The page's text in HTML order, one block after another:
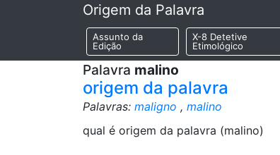
Origem da Palavra
Assunto da
Edição
X-8 Detetive
Etimológico
Palavra malino
origem da palavra
Palavras: maligno , malino
qual é origem da palavra (malino)